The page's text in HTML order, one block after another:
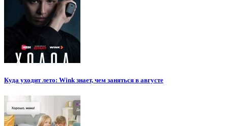
Куда уходит лето: Wink знает, чем заняться в августе